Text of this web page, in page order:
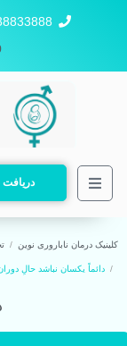
دریافت
کلینیک درمان ناباروری نوین
دائماً یکسان نباشد حالِ